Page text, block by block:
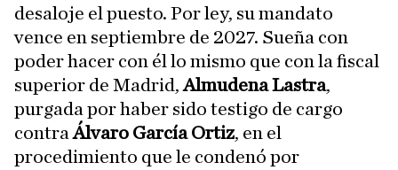
desaloje el puesto. Por ley, su mandato
vence en septiembre de 2027. Sueña con
poder hacer con él lo mismo que con la fiscal
superior de Madrid,Almudena Lastra,
purgada por haber sido testigo de cargo
contraÁlvaro García Ortiz, en el
procedimiento que le condenó por